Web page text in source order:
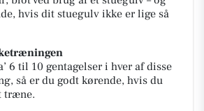
hvis dit stuegulv ikke er lige så
6 til 10 gentagelser i hver af disse
så er du godt kørende, hvis du
træne.